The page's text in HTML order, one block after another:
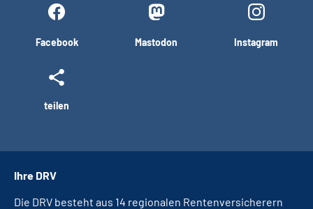
Facebook Mastodon Instagram
teilen
Ihre DRV
Die DRV besteht aus 14 regionalen Rentenversicherern